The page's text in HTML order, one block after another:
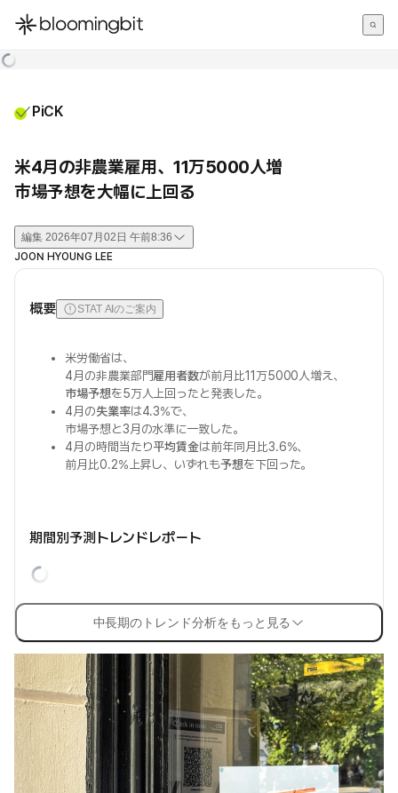
한국어
PiCK
米4月の非農業雇用、11万5000人増
市場予想を大幅に上回る
編集 2026年07月02日 午前8:36
JOON HYOUNG LEE
概要 STAT AIのご案内
米労働省は、
4月の非農業部門雇用者数が前月比11万5000人増え、
市場予想を5万人上回ったと発表した。
4月の失業率は4.3%で、
市場予想と3月の水準に一致した。
4月の時間当たり平均賃金は前年同月比3.6%、
前月比0.2%上昇し、いずれも予想を下回った。
期間別予測トレンドレポート
中長期のトレンド分析をもっと見る